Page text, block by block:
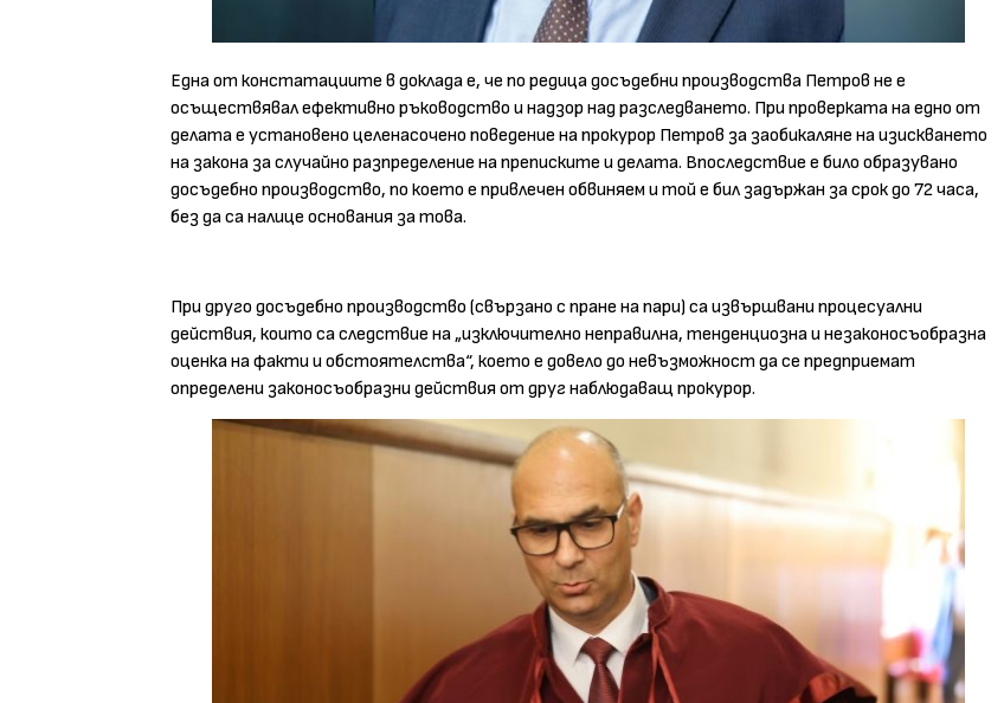
Една от констатациите в доклада е, че по редица досъдебни производства Петров не е
осъществявал ефективно ръководство и надзор над разследването. При проверката на едно от
делата е установено целенасочено поведение на прокурор Петров за заобикаляне на изискването
на закона за случайно разпределение на преписките и делата. Впоследствие е било образувано
досъдебно производство, по което е привлечен обвиняем и той е бил задържан за срок до 72 часа,
без да са налице основания за това.
При друго досъдебно производство (свързано с пране на пари) са извършвани процесуални
действия, които са следствие на „изключително неправилна, тенденциозна и незаконосъобразна
оценка на факти и обстоятелства“, което е довело до невъзможност да се предприемат
определени законосъобразни действия от друг наблюдаващ прокурор.